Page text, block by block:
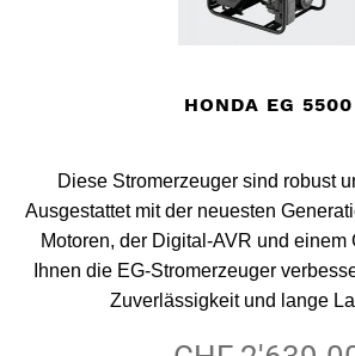
HONDA EG 5500
Diese Stromerzeuger sind robust
Ausgestattet mit der neuesten
Motoren, der Digital-AVR und einem
Ihnen die EG-Stromerzeuger
Zuverlässigkeit und lange